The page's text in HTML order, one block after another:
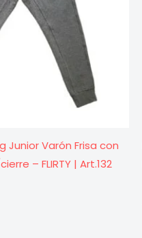
Junior Varón Frisa con
– FLIRTY | Art.132